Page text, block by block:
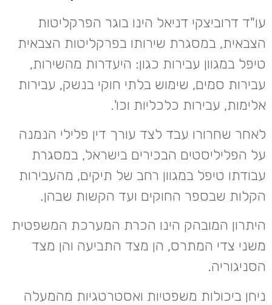
עו"ד דרוביצקי דניאל הינו בוגר הפרקליטות
הצבאית, במסגרת שירותו בפרקליטות הצבאית
טיפל במגוון עבירות כגון: היעדרות מהשירות,
עבירות סמים, שימוש בלתי חוקי בנשק, עבירות
אלימות, עבירות כלכליות וכו'.
לאחר שחרורו עבד לצד עורך דין פלילי הנמנה
על הפליליסטים הבכירים בישראל, במסגרת
עבודתו טיפל במגוון רחב של תיקים, מהעבירות
הקלות שבספר החוקים ועד הקשות שבהן.
היתרון המובהק הינו הכרת המערכת המשפטית
משני צדי המתרס, הן מצד התביעה והן מצד
הסניגוריה.
ניחן ביכולות משפטיות ואסטרטגיות מהמעלה